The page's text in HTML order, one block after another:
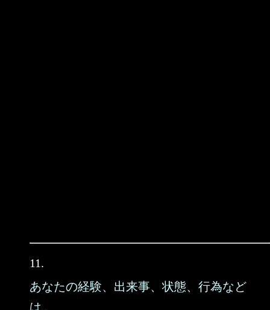
11.
あなたの経験、出来事、状態、行為など
は、